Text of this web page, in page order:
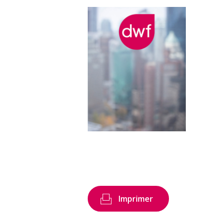
Imprimer